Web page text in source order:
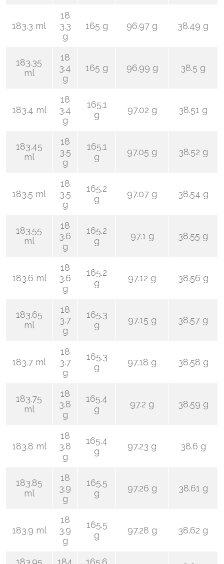
183.3 ml
18
3.3
g
165 g 96.97 g 38.49 g
183.35
ml
18
3.4
g
165 g 96.99 g 38.5 g
183.4 ml
18
3.4
g
165.1
g
97.02 g 38.51 g
183.45
ml
18
3.5
g
165.1
g
97.05 g 38.52 g
183.5 ml
18
3.5
g
165.2
g
97.07 g 38.54 g
183.55
ml
18
3.6
g
165.2
g
97.1 g 38.55 g
183.6 ml
18
3.6
g
165.2
g
97.12 g 38.56 g
183.65
ml
18
3.7
g
165.3
g
97.15 g 38.57 g
183.7 ml
18
3.7
g
165.3
g
97.18 g 38.58 g
183.75
ml
18
3.8
g
165.4
g
97.2 g 38.59 g
183.8 ml
18
3.8
g
165.4
g
97.23 g 38.6 g
183.85
ml
18
3.9
g
165.5
g
97.26 g 38.61 g
183.9 ml
18
3.9
g
165.5
g
97.28 g 38.62 g
183.95
184
165.6